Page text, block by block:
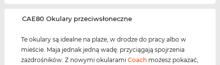
‌CAE80 Okulary przeciwsłoneczne
Te okulary są idealne na plaże, w drodze do pracy albo w
mieście. Maja jednak jedną wadę: przyciągają spojrzenia
zazdrośników. Z nowymi okularamiCoach możesz pokazać,